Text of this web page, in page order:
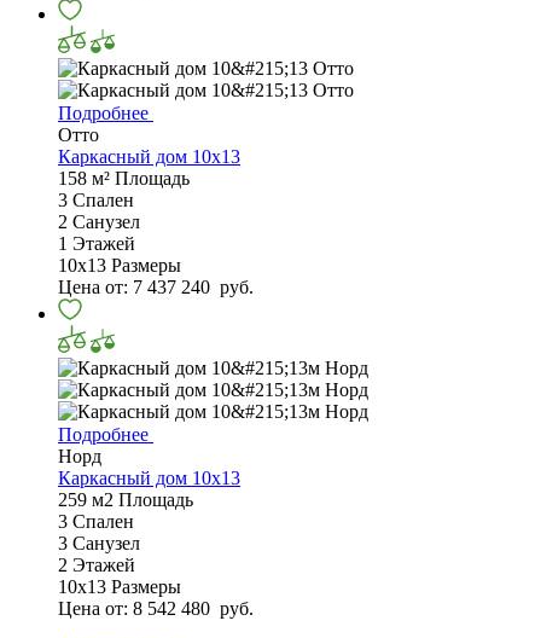
Подробнее
Отто
Каркасный дом 10х13
158 м² Площадь
3 Спален
2 Санузел
1 Этажей
10х13 Размеры
Цена от: 7 437 240 руб.
Подробнее
Норд
Каркасный дом 10х13
259 м2 Площадь
3 Спален
3 Санузел
2 Этажей
10х13 Размеры
Цена от: 8 542 480 руб.